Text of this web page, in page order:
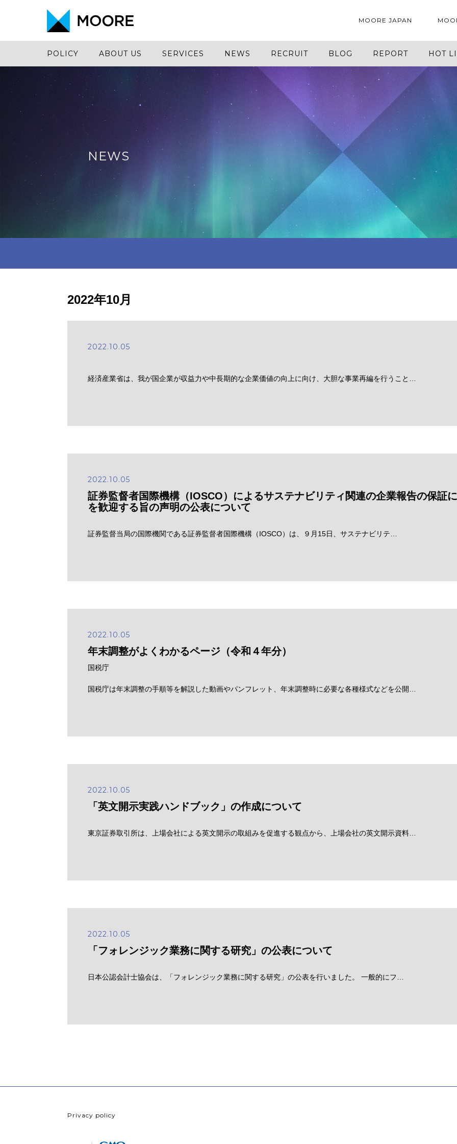
MOORE JAPAN
POLICY ABOUT US SERVICES NEWS RECRUIT BLOG REPORT HOT
NEWS
2022年10月
2022.10.05
経済産業省は、我が国企業が収益力や中長期的な企業価値の向上に向け、大胆な事業再編を行うこと…
2022.10.05
証券監督者国際機構（IOSCO）によるサステナビリティ関連の企業報告の保証
を歓迎する旨の声明の公表について
証券監督当局の国際機関である証券監督者国際機構（IOSCO）は、９月15日、サステナビリテ…
2022.10.05
年末調整がよくわかるページ（令和４年分）
国税庁
国税庁は年末調整の手順等を解説した動画やパンフレット、年末調整時に必要な各種様式などを公開…
2022.10.05
「英文開示実践ハンドブック」の作成について
東京証券取引所は、上場会社による英文開示の取組みを促進する観点から、上場会社の英文開示資料…
2022.10.05
「フォレンジック業務に関する研究」の公表について
日本公認会計士協会は、「フォレンジック業務に関する研究」の公表を行いました。 一般的にフ…
Privacy policy